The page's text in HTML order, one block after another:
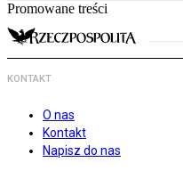
Promowane treści
KONTAKT
O nas
Kontakt
Napisz do nas